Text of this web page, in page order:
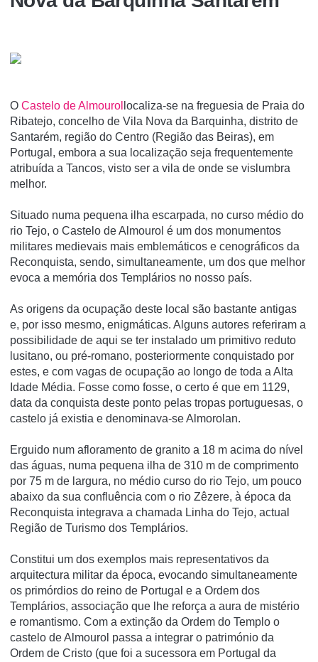
O Castelo de Almourol localiza-se na freguesia de Praia do
Ribatejo, concelho de Vila Nova da Barquinha, distrito de
Santarém, região do Centro (Região das Beiras), em
Portugal, embora a sua localização seja frequentemente
atribuí­da a Tancos, visto ser a vila de onde se vislumbra
melhor.
Situado numa pequena ilha escarpada, no curso médio do
rio Tejo, o Castelo de Almourol é um dos monumentos
militares medievais mais emblemáticos e cenográficos da
Reconquista, sendo, simultaneamente, um dos que melhor
evoca a memória dos Templários no nosso país.
As origens da ocupação deste local são bastante antigas
e, por isso mesmo, enigmáticas. Alguns autores referiram a
possibilidade de aqui se ter instalado um primitivo reduto
lusitano, ou pré-romano, posteriormente conquistado por
estes, e com vagas de ocupação ao longo de toda a Alta
Idade Média. Fosse como fosse, o certo é que em 1129,
data da conquista deste ponto pelas tropas portuguesas, o
castelo já existia e denominava-se Almorolan.
Erguido num afloramento de granito a 18 m acima do ní­vel
das águas, numa pequena ilha de 310 m de comprimento
por 75 m de largura, no médio curso do rio Tejo, um pouco
abaixo da sua confluência com o rio Zêzere, à época da
Reconquista integrava a chamada Linha do Tejo, actual
Região de Turismo dos Templários.
Constitui um dos exemplos mais representativos da
arquitectura militar da época, evocando simultaneamente
os primórdios do reino de Portugal e a Ordem dos
Templários, associação que lhe reforça a aura de mistério
e romantismo. Com a extinção da Ordem do Templo o
castelo de Almourol passa a integrar o património da
Ordem de Cristo (que foi a sucessora em Portugal da